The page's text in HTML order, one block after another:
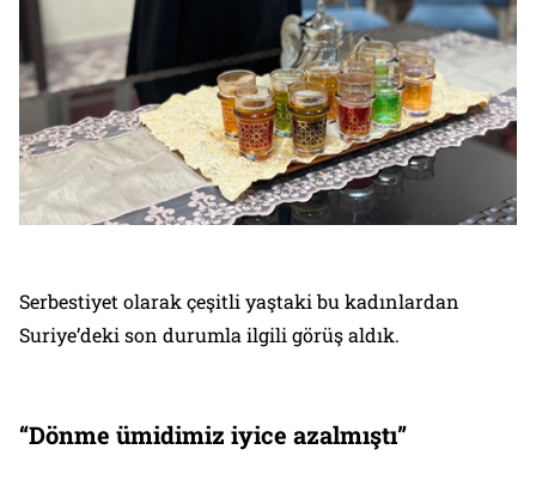
Serbestiyet olarak çeşitli yaştaki bu kadınlardan
Suriye’deki son durumla ilgili görüş aldık.
“Dönme ümidimiz iyice azalmıştı”